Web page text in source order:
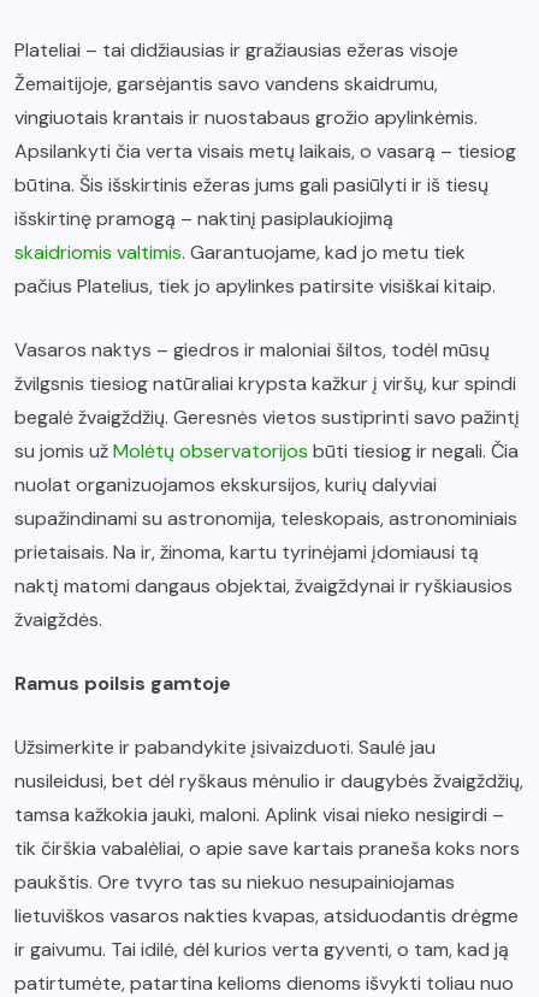
Plateliai – tai didžiausias ir gražiausias ežeras visoje
Žemaitijoje, garsėjantis savo vandens skaidrumu,
vingiuotais krantais ir nuostabaus grožio apylinkėmis.
Apsilankyti čia verta visais metų laikais, o vasarą – tiesiog
būtina. Šis išskirtinis ežeras jums gali pasiūlyti ir iš tiesų
išskirtinę pramogą – naktinį pasiplaukiojimą
skaidriomis valtimis. Garantuojame, kad jo metu tiek
pačius Platelius, tiek jo apylinkes patirsite visiškai kitaip.
Vasaros naktys – giedros ir maloniai šiltos, todėl mūsų
žvilgsnis tiesiog natūraliai krypsta kažkur į viršų, kur spindi
begalė žvaigždžių. Geresnės vietos sustiprinti savo pažintį
su jomis užMolėtų observatorijos būti tiesiog ir negali. Čia
nuolat organizuojamos ekskursijos, kurių dalyviai
supažindinami su astronomija, teleskopais, astronominiais
prietaisais. Na ir, žinoma, kartu tyrinėjami įdomiausi tą
naktį matomi dangaus objektai, žvaigždynai ir ryškiausios
žvaigždės.
Ramus poilsis gamtoje
Užsimerkite ir pabandykite įsivaizduoti. Saulė jau
nusileidusi, bet dėl ryškaus mėnulio ir daugybės žvaigždžių,
tamsa kažkokia jauki, maloni. Aplink visai nieko nesigirdi –
tik čirškia vabalėliai, o apie save kartais praneša koks nors
paukštis. Ore tvyro tas su niekuo nesupainiojamas
lietuviškos vasaros nakties kvapas, atsiduodantis drėgme
ir gaivumu. Tai idilė, dėl kurios verta gyventi, o tam, kad ją
patirtumėte, patartina kelioms dienoms išvykti toliau nuo